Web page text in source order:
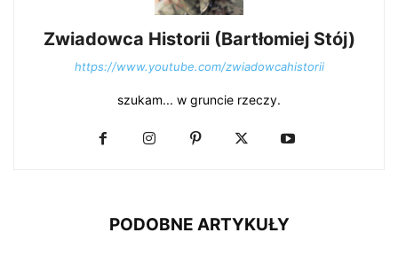
Zwiadowca Historii (Bartłomiej Stój)
https://www.youtube.com/zwiadowcahistorii
szukam... w gruncie rzeczy.
PODOBNE ARTYKUŁY